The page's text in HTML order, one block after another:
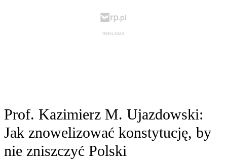
Prof. Kazimierz M. Ujazdowski:
Jak znowelizować konstytucję, by
nie zniszczyć Polski